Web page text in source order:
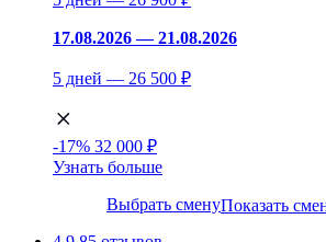
17.08.2026 — 21.08.2026
5 дней — 26 500 ₽
-17% 32 000 ₽
Узнать больше
Выбрать сменуПоказать